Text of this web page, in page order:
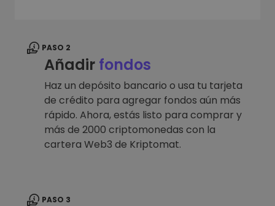
PASO 2
Añadir fondos
Haz un depósito bancario o usa tu tarjeta
de crédito para agregar fondos aún más
rápido. Ahora, estás listo para comprar y
más de 2000 criptomonedas con la
cartera Web3 de Kriptomat.
PASO 3